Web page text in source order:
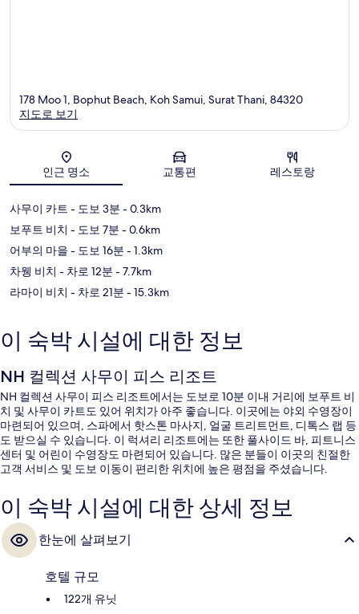
지도
178 Moo 1, Bophut Beach, Koh Samui, Surat Thani, 84320
지도로 보기
인근 명소 교통편 레스토랑
사무이 카트 - 도보 3분 - 0.3km
보푸트 비치 - 도보 7분 - 0.6km
어부의 마을 - 도보 16분 - 1.3km
차웽 비치 - 차로 12분 - 7.7km
라마이 비치 - 차로 21분 - 15.3km
이 숙박 시설에 대한 정보
NH 컬렉션 사무이 피스 리조트
NH 컬렉션 사무이 피스 리조트에서는 도보로 10분 이내 거리에 보푸트 비
치 및 사무이 카트도 있어 위치가 아주 좋습니다. 이곳에는 야외 수영장이
마련되어 있으며, 스파에서 핫스톤 마사지, 얼굴 트리트먼트, 디톡스 랩 등
도 받으실 수 있습니다. 이 럭셔리 리조트에는 또한 풀사이드 바, 피트니스
센터 및 어린이 수영장도 마련되어 있습니다. 많은 분들이 이곳의 친절한
고객 서비스 및 도보 이동이 편리한 위치에 높은 평점을 주셨습니다.
이 숙박 시설에 대한 상세 정보
한눈에 살펴보기
호텔 규모
122개 유닛